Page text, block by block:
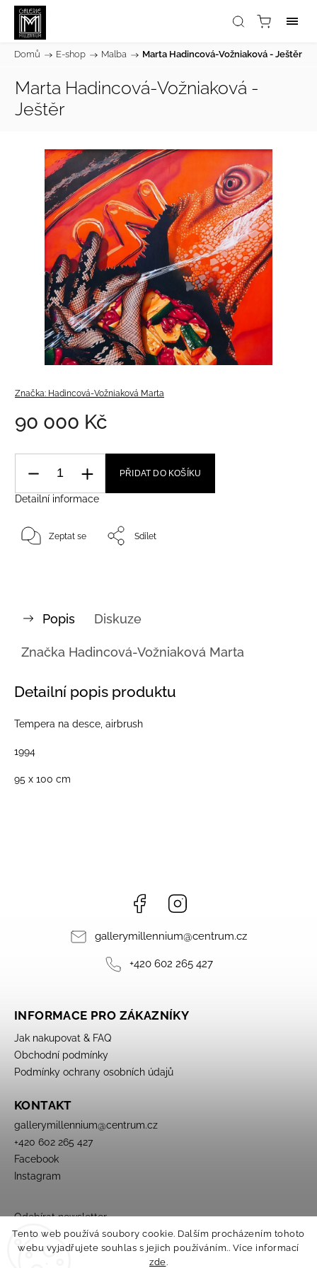
Tento web používá soubory cookie. Dalším procházením tohoto
webu vyjadřujete souhlas s jejich používáním.. Více informací
zde.
Domů / E-shop / Malba / Marta Hadincová-Vožniaková - Ještěr
Marta Hadincová-Vožniaková -
Ještěr
Značka: Hadincová-Vožniaková Marta
90 000 Kč
PŘIDAT DO KOŠÍKU
Detailní informace
Zeptat se Sdílet
Popis Diskuze
Značka Hadincová-Vožniaková Marta
Detailní popis produktu
Tempera na desce, airbrush
1994
95 x 100 cm
Facebook
gallerymillennium@centrum.cz
+420 602 265 427
INFORMACE PRO ZÁKAZNÍKY
Jak nakupovat & FAQ
Obchodní podmínky
Podmínky ochrany osobních údajů
KONTAKT
gallerymillennium@centrum.cz
+420 602 265 427
Facebook
Instagram
Odebírat newsletter